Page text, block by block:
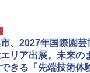
3,680
、2027年国際園芸
リア出展。未来の
きる「先端技術体